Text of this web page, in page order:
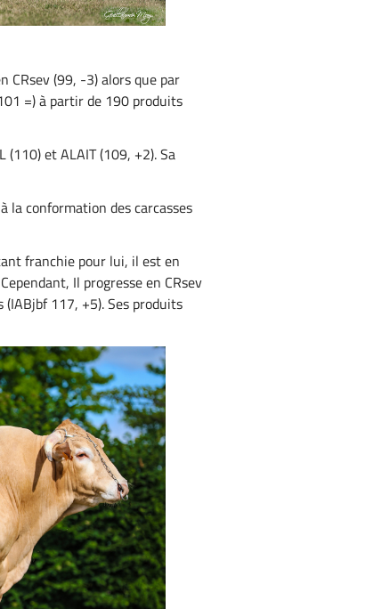
CRsev (99, -3) alors que par
=) à partir de 190 produits
et ALAIT (109, +2). Sa
la conformation des carcasses
franchie pour lui, il est en
Il progresse en CRsev
117, +5). Ses produits